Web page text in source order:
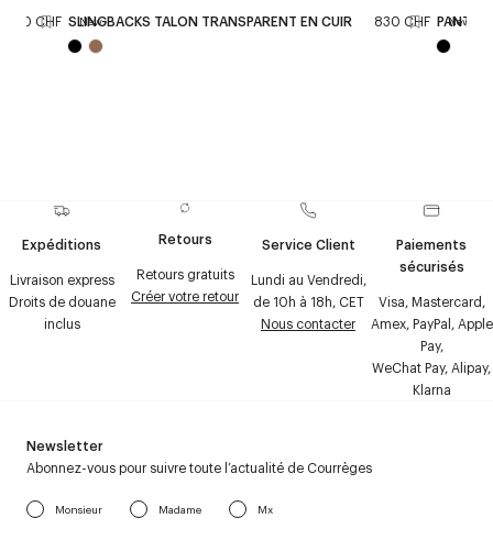
1 140 CHF New
SLINGBACKS TALON TRANSPARENT EN CUIR 830 CHF New
Expéditions
Livraison express
Droits de douane
inclus
Retours
Retours gratuits
Créer votre retour
Service Client
Lundi au Vendredi,
de 10h à 18h, CET
Nous contacter
Paiements
sécurisés
Visa, Mastercard,
Amex, PayPal, Apple
Pay,
WeChat Pay, Alipay,
Klarna
Newsletter
Abonnez-vous pour suivre toute l’actualité de Courrèges
Monsieur Madame Mx